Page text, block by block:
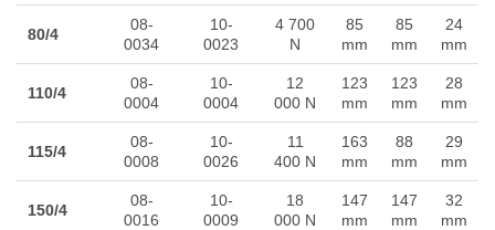
80/4
08-
0034
10-
0023
4 700
N
85
mm
85
mm
24
mm
110/4
08-
0004
10-
0004
12
000 N
123
mm
123
mm
28
mm
115/4
08-
0008
10-
0026
11
400 N
163
mm
88
mm
29
mm
150/4
08-
0016
10-
0009
18
000 N
147
mm
147
mm
32
mm